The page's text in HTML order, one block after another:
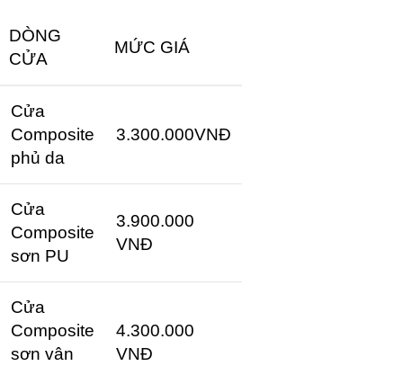
DÒNG
CỬA
MỨC GIÁ
Cửa
Composite
phủ da
3.300.000VNĐ
Cửa
Composite
sơn PU
3.900.000
VNĐ
Cửa
Composite
sơn vân
4.300.000
VNĐ